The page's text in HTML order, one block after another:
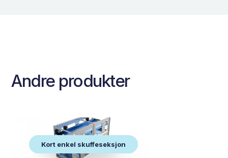
Andre produkter
Kort enkel skuffeseksjon
Kort enkel skuffeseksjon